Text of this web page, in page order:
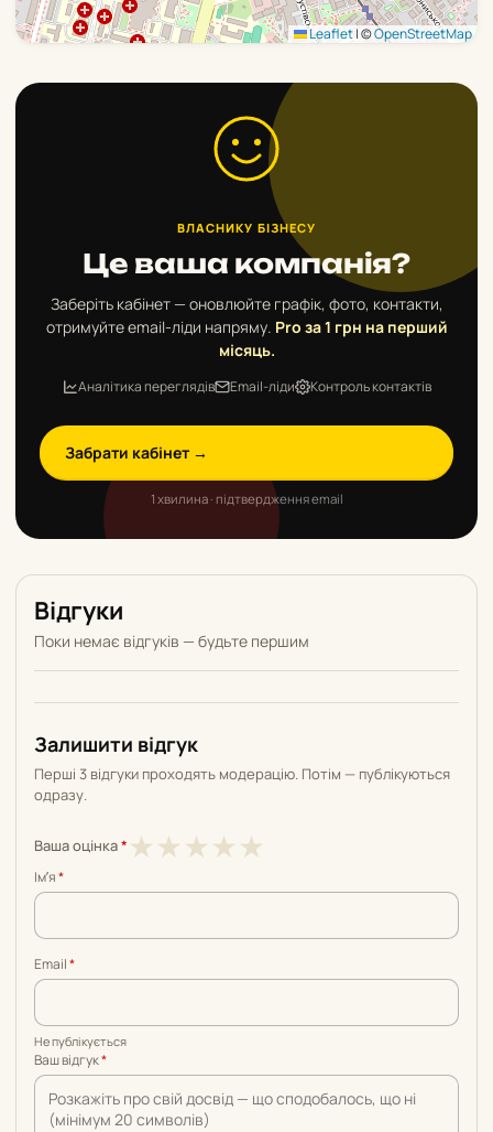
Leaflet|©OpenStreetMap
ВЛАСНИКУ БІЗНЕСУ
Це ваша компанія?
Заберіть кабінет — оновлюйте графік, фото, контакти,
отримуйте email-ліди напряму. Pro за 1 грн на перший
місяць.
Аналітика переглядів Email-ліди Контроль контактів
Забрати кабінет →
1 хвилина · підтвердження email
Відгуки
Поки немає відгуків — будьте першим
Залишити відгук
Перші 3 відгуки проходять модерацію. Потім — публікуються
одразу.
Ваша оцінка* ★
5
★4
5
★3
5
★2
5
★1
5
Імʼя*
Email*
Не публікується
Ваш відгук*